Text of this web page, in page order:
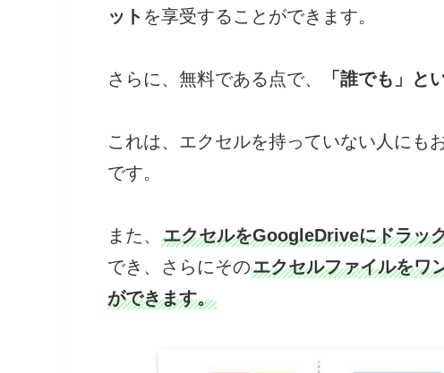
ット を享受することができます。
さらに、無料である点で、 「誰でも」と
これは、エクセルを持っていない人にも
です。
また、 エクセルをGoogleDriveにドラッ
でき、さらにそのエクセルファイルをワ
ができます。